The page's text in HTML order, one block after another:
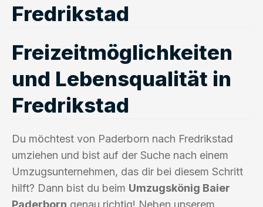
Fredrikstad
Freizeitmöglichkeiten
und Lebensqualität in
Fredrikstad
Du möchtest von Paderborn nach Fredrikstad
umziehen und bist auf der Suche nach einem
Umzugsunternehmen, das dir bei diesem Schritt
hilft? Dann bist du beim Umzugskönig Baier
Paderborn genau richtig! Neben unserem